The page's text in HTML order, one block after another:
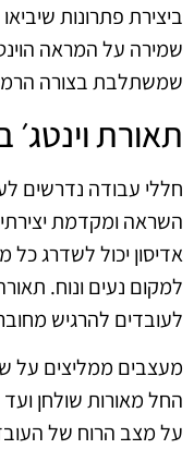
ביצירת פתרונות
שמירה על המראה
שמשתלבת בצורה
תאורת
חללי עבודה נדרשים
השראה ומקדמת
אדיסון יכול לשדרג
למקום נעים ונוח.
לעובדים להרגיש
מעצבים ממליצים על
החל מאורות שולחן
על מצב הרוח של